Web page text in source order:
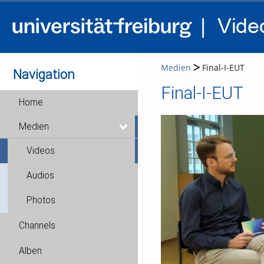
Navigation
Home
Medien
Videos
Audios
Photos
Channels
Alben
Medien Final-I-EUT
Final-I-EUT